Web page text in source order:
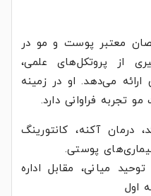
معتبر پوست و مو در
از پروتکل‌های علمی،
می‌دهد. او در زمینه
تجربه فراوانی دارد.
درمان آکنه، کانتورینگ
پوستی.
میانی، مقابل اداره
اول